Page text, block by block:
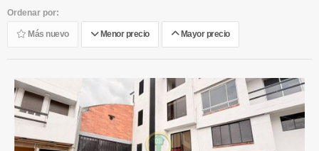
Ordenar por:
Más nuevo Menor precio Mayor precio